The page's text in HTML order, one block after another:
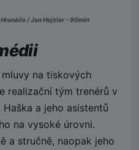
/ Jan Hejzlar - 90min
na tiskových
realizační tým trenérů v
a jeho asistentů
na vysoké úrovni.
a stručně, naopak jeho